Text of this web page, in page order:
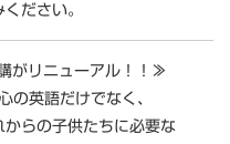
ださい。
がリニューアル！！≫
の英語だけでなく、
らの子供たちに必要な